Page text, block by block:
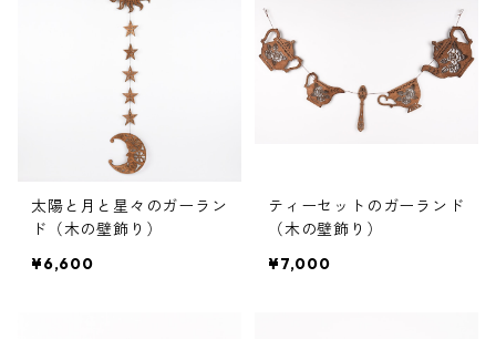
太陽と月と星々のガーラン
ド（木の壁飾り）
¥6,600
ティーセットのガーランド
（木の壁飾り）
¥7,000